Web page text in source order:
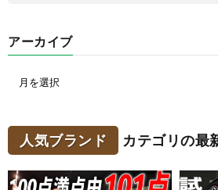
アーカイブ
人気ブランド カテゴリの最